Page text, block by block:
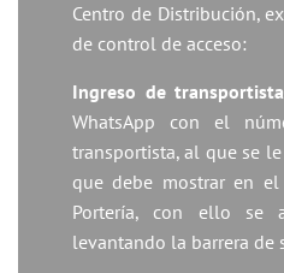
Centro de Distribución,
de control de acceso:
Ingreso de
WhatsApp con el
transportista, al que se
que debe mostrar en
Portería, con ello se
levantando la barrera de